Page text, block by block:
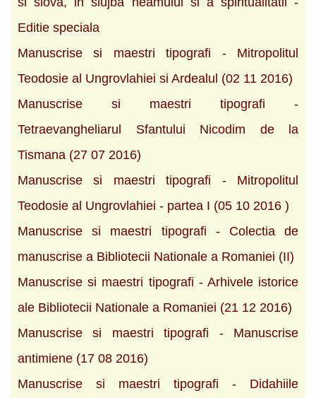
Editie speciala
Manuscrise si maestri tipografi - Mitropolitul
Teodosie al Ungrovlahiei si Ardealul (02 11 2016)
Manuscrise si maestri tipografi -
Tetraevangheliarul Sfantului Nicodim de la
Tismana (27 07 2016)
Manuscrise si maestri tipografi - Mitropolitul
Teodosie al Ungrovlahiei - partea I (05 10 2016 )
Manuscrise si maestri tipografi - Colectia de
manuscrise a Bibliotecii Nationale a Romaniei (II)
Manuscrise si maestri tipografi - Arhivele istorice
ale Bibliotecii Nationale a Romaniei (21 12 2016)
Manuscrise si maestri tipografi - Manuscrise
antimiene (17 08 2016)
Manuscrise si maestri tipografi - Didahiile